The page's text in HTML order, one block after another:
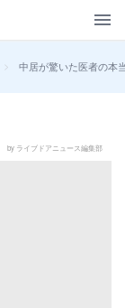
> 中居が驚いた医者の本
by ライブドアニュース編集部